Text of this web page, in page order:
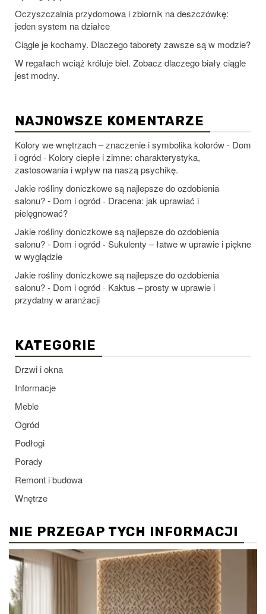
Oczyszczalnia przydomowa i zbiornik na deszczówkę:
jeden system na działce
Ciągle je kochamy. Dlaczego taborety zawsze są w modzie?
W regałach wciąż króluje biel. Zobacz dlaczego biały ciągle
jest modny.
NAJNOWSZE KOMENTARZE
Kolory we wnętrzach – znaczenie i symbolika kolorów - Dom
i ogród - Kolory ciepłe i zimne: charakterystyka,
zastosowania i wpływ na naszą psychikę.
Jakie rośliny doniczkowe są najlepsze do ozdobienia
salonu? - Dom i ogród - Dracena: jak uprawiać i
pielęgnować?
Jakie rośliny doniczkowe są najlepsze do ozdobienia
salonu? - Dom i ogród - Sukulenty – łatwe w uprawie i piękne
w wyglądzie
Jakie rośliny doniczkowe są najlepsze do ozdobienia
salonu? - Dom i ogród - Kaktus – prosty w uprawie i
przydatny w aranżacji
KATEGORIE
Drzwi i okna
Informacje
Meble
Ogród
Podłogi
Porady
Remont i budowa
Wnętrze
NIE PRZEGAP TYCH INFORMACJI